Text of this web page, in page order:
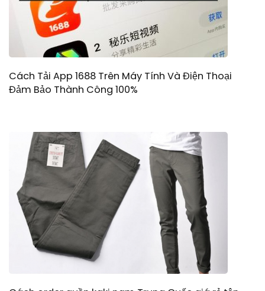
Cách Tải App 1688 Trên Máy Tính Và Điện Thoại
Đảm Bảo Thành Công 100%